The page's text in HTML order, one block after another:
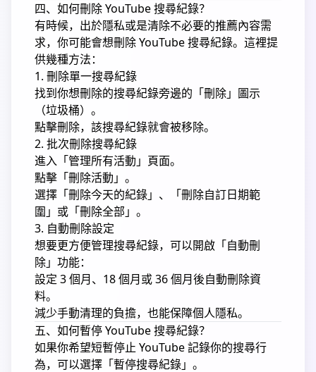
四、如何刪除 YouTube 搜尋紀錄？
有時候，出於隱私或是清除不必要的推薦內容需
求，你可能會想刪除 YouTube 搜尋紀錄。這裡提
供幾種方法：
1. 刪除單一搜尋紀錄
找到你想刪除的搜尋紀錄旁邊的「刪除」圖示
（垃圾桶）。
點擊刪除，該搜尋紀錄就會被移除。
2. 批次刪除搜尋紀錄
進入「管理所有活動」頁面。
點擊「刪除活動」。
選擇「刪除今天的紀錄」、「刪除自訂日期範
圍」或「刪除全部」。
3. 自動刪除設定
想要更方便管理搜尋紀錄，可以開啟「自動刪
除」功能：
設定 3 個月、18 個月或 36 個月後自動刪除資
料。
減少手動清理的負擔，也能保障個人隱私。
五、如何暫停 YouTube 搜尋紀錄？
如果你希望短暫停止 YouTube 記錄你的搜尋行
為，可以選擇「暫停搜尋紀錄」。